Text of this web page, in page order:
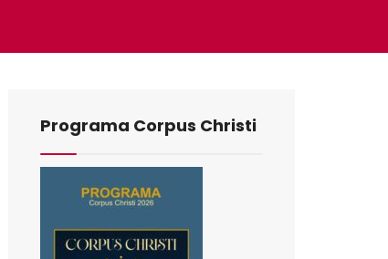
Programa Corpus Christi